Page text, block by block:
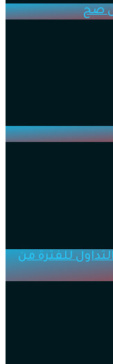
صح
للفترة من